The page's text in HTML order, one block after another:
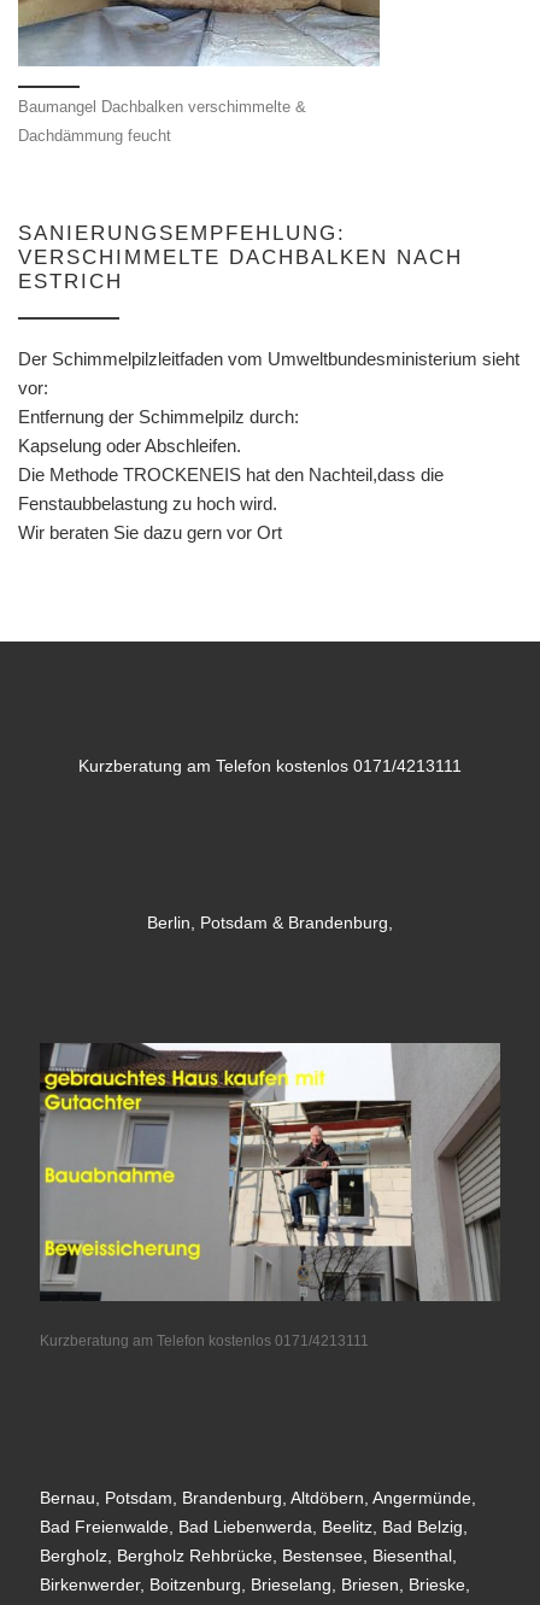
Baumangel Dachbalken verschimmelte &
Dachdämmung feucht
SANIERUNGSEMPFEHLUNG:
VERSCHIMMELTE DACHBALKEN NACH
ESTRICH
Der Schimmelpilzleitfaden vom Umweltbundesministerium sieht
vor:
Entfernung der Schimmelpilz durch:
Kapselung oder Abschleifen.
Die Methode TROCKENEIS hat den Nachteil,dass die
Fenstaubbelastung zu hoch wird.
Wir beraten Sie dazu gern vor Ort
Kurzberatung am Telefon kostenlos 0171/4213111
Berlin, Potsdam & Brandenburg,
Kurzberatung am Telefon kostenlos 0171/4213111
Bernau, Potsdam, Brandenburg, Altdöbern, Angermünde,
Bad Freienwalde, Bad Liebenwerda, Beelitz, Bad Belzig,
Bergholz, Bergholz Rehbrücke, Bestensee, Biesenthal,
Birkenwerder, Boitzenburg, Brieselang, Briesen, Brieske,